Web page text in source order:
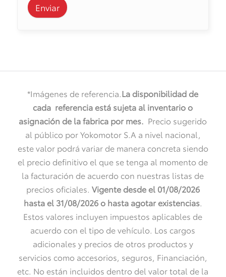
Enviar
*Imágenes de referencia. La disponibilidad de
cada referencia está sujeta al inventario o
asignación de la fabrica por mes
Precio sugerido
al público por Yokomotor S.A a nivel nacional,
este valor podrá variar de manera concreta siendo
el precio definitivo el que se tenga al momento de
la facturación de acuerdo con nuestras listas de
precios oficiales. Vigente desde el 01/08/2026
hasta el 31/08/2026 o hasta agotar existencias.
Estos valores incluyen impuestos aplicables de
acuerdo con el tipo de vehículo. Los cargos
adicionales y precios de otros productos y
servicios como accesorios, seguros, Financiación,
etc. No están incluidos dentro del valor total de la